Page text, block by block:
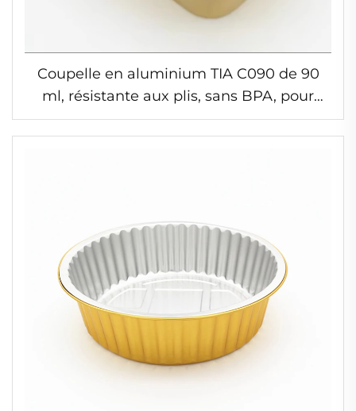
Coupelle en aluminium TIA C090 de 90
ml, résistante aux plis, sans BPA, pour
soupes, sans marques ni plis, sûre pour les
aliments, idéale pour servir des repas